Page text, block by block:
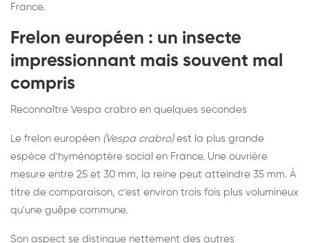
France.
Frelon européen : un insecte
impressionnant mais souvent mal
compris
Reconnaître Vespa crabro en quelques secondes
Le frelon européen (Vespa crabro)est la plus grande
espèce d'hyménoptère social en France. Une ouvrière
mesure entre 25 et 30 mm, la reine peut atteindre 35 mm. À
titre de comparaison, c'est environ trois fois plus volumineux
qu'une guêpe commune.
Son aspect se distingue nettement des autres